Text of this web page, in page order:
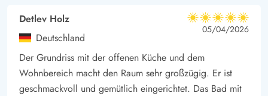
Detlev Holz
Deutschland
5 von 5
5 von 5
5 out of 5
05/04/2026
Der Grundriss mit der offenen Küche und dem
Wohnbereich macht den Raum sehr großzügig. Er ist
geschmackvoll und gemütlich eingerichtet. Das Bad mit